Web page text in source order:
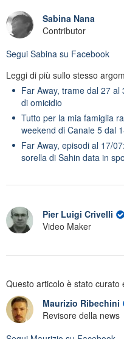
Sabina Nana
Contributor
Segui Sabina su Facebook
Leggi di più sullo stesso
Far Away, trame dal 27
di omicidio
Tutto per la mia famiglia
weekend di Canale 5 dal
Far Away, episodi al 17/
sorella di Sahin data in
Pier Luigi Crivelli
Video Maker
Questo articolo è stato curato
Maurizio Ribechini
Revisore della news